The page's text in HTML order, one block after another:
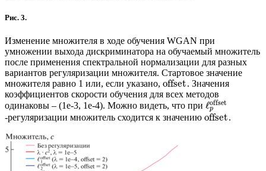
Рис. 3.
Изменение множителя в ходе обучения WGAN при
умножении выхода дискриминатора на обучаемый множитель
после применения спектральной нормализации для разных
вариантов регуляризации множителя. Стартовое значение
множителя равно 1 или, если указано, offset. Значения
коэффициентов скорости обучения для всех методов
одинаковы – (1e-3, 1e-4). Можно видеть, что при ℓoffset
p
-регуляризации множитель сходится к значению offset.